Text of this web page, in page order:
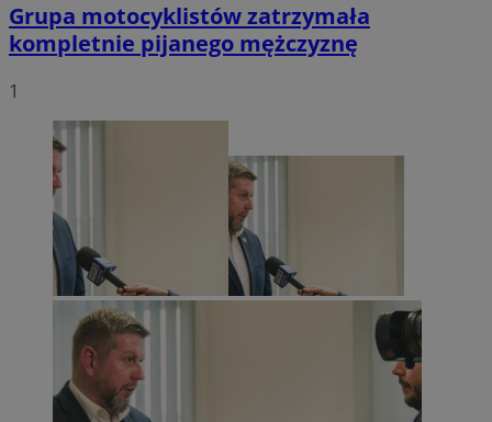
Grupa motocyklistów zatrzymała
kompletnie pijanego mężczyznę
1